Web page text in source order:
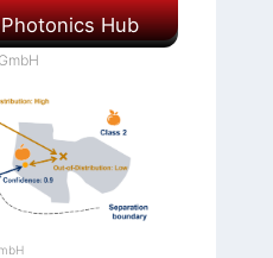
Hub